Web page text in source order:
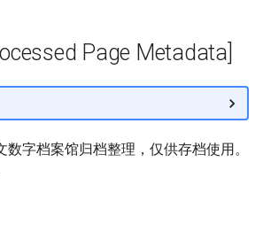
Page Metadata]
字档案馆归档整理，仅供存档使用。